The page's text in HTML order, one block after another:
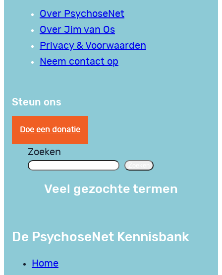
Over PsychoseNet
Over Jim van Os
Privacy & Voorwaarden
Neem contact op
Steun ons
Doe een donatie
Zoeken
Veel gezochte termen
De PsychoseNet Kennisbank
Home